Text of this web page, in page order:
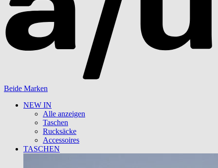
Beide Marken
NEW IN
Alle anzeigen
Taschen
Rucksäcke
Accessoires
TASCHEN